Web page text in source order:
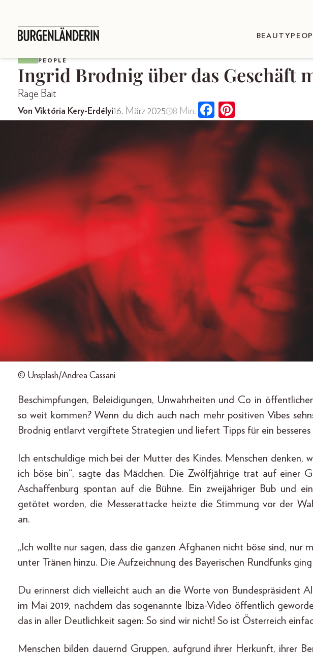
BEAUTY
PEOPLE
Ingrid Brodnig über das Geschäft
Rage Bait
Von Viktória Kery-Erdélyi16. März 2025 8 Min.
© Unsplash/Andrea Cassani
Beschimpfungen, Beleidigungen, Unwahrheiten und Co in
so weit kommen? Wenn du dich auch nach mehr positiven Vibes
Brodnig entlarvt vergiftete Strategien und liefert Tipps für ein
Ich entschuldige mich bei der Mutter des Kindes. Menschen denken,
ich böse bin“, sagte das Mädchen. Die Zwölfjährige trat auf einer
Aschaffenburg spontan auf die Bühne. Ein zweijähriger Bub und
getötet worden, die Messerattacke heizte die Stimmung vor der
an.
„Ich wollte nur sagen, dass die ganzen Afghanen nicht böse sind, nur
unter Tränen hinzu. Die Aufzeichnung des Bayerischen Rundfunks ging
Du erinnerst dich vielleicht auch an die Worte von Bundespräsident
im Mai 2019, nachdem das sogenannte Ibiza-Video öffentlich
das in aller Deutlichkeit sagen: So sind wir nicht! So ist Österreich
Menschen bilden dauernd Gruppen, aufgrund ihrer Herkunft, ihrer